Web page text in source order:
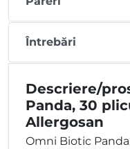
Întrebări
Descriere/
Panda, 30
Allergosan
Omni Biotic